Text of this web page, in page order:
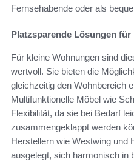
Fernsehabende oder als
Platzsparende Lösungen für
Für kleine Wohnungen sind
wertvoll. Sie bieten die
gleichzeitig den Wohnbereich
Multifunktionelle Möbel wie
Flexibilität, da sie bei Bedarf
zusammengeklappt werden
Herstellern wie Westwing und
ausgelegt, sich harmonisch in